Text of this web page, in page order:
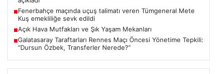
■Fenerbahçe maçında uçuş talimatı veren Tümgeneral Mete
Kuş emekliliğe sevk edildi
■Açık Hava Mutfakları ve Şık Yaşam Mekanları
■Galatasaray Taraftarları Rennes Maçı Öncesi Yönetime Tepkili:
“Dursun Özbek, Transferler Nerede?”